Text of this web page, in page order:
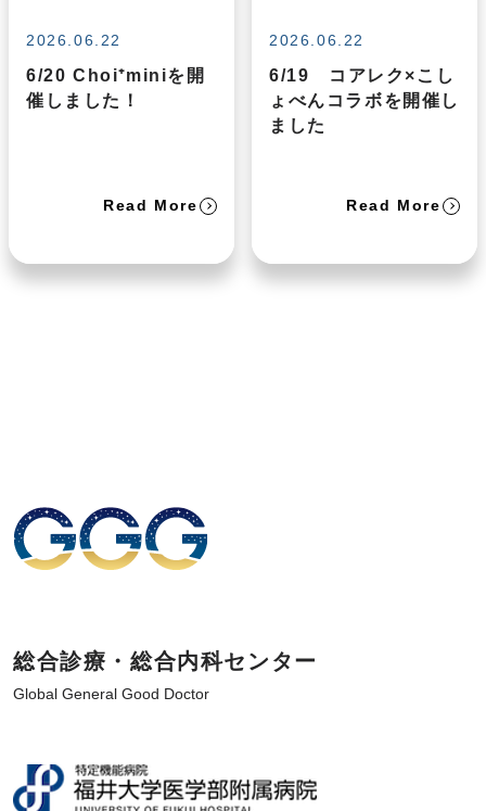
2026.06.22
6/20 Choi⁺miniを開
催しました！
Read More
2026.06.22
6/19 コアレク×こし
ょべんコラボを開催し
ました
Read More
総合診療・総合内科センター
Global General Good Doctor